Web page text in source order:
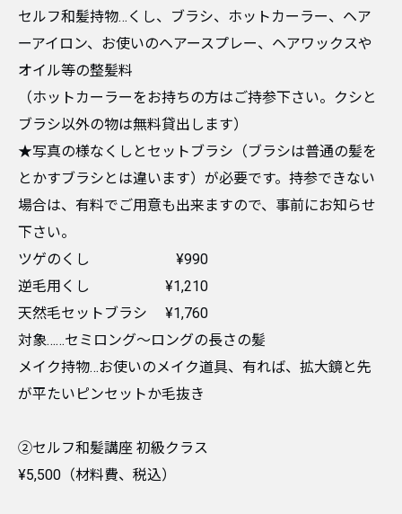
セルフ和髪持物…くし、ブラシ、ホットカーラー、ヘア
ーアイロン、お使いのヘアースプレー、ヘアワックスや
オイル等の整髪料
（ホットカーラーをお持ちの方はご持参下さい。クシと
ブラシ以外の物は無料貸出します）
★写真の様なくしとセットブラシ（ブラシは普通の髪を
とかすブラシとは違います）が必要です。持参できない
場合は、有料でご用意も出来ますので、事前にお知らせ
下さい。
ツゲのくし ¥990
逆毛用くし ¥1,210
天然毛セットブラシ ¥1,760
対象……セミロング〜ロングの長さの髪
メイク持物…お使いのメイク道具、有れば、拡大鏡と先
が平たいピンセットか毛抜き
②セルフ和髪講座 初級クラス
¥5,500（材料費、税込）